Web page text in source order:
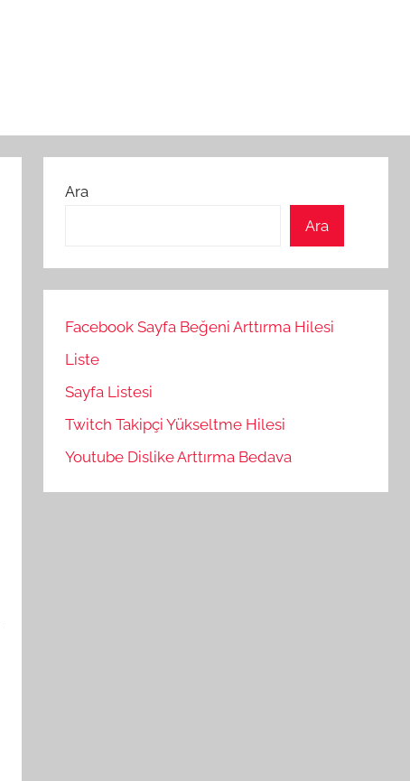
Ara
Ara
Facebook Sayfa Beğeni Arttırma Hilesi
Liste
Sayfa Listesi
Twitch Takipçi Yükseltme Hilesi
Youtube Dislike Arttırma Bedava